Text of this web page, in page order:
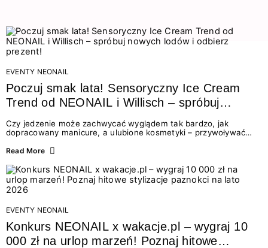
EVENTY NEONAIL
Poczuj smak lata! Sensoryczny Ice Cream
Trend od NEONAIL i Willisch – spróbuj
nowych lodów i odbierz prezent!
Czy jedzenie może zachwycać wyglądem tak bardzo, jak
dopracowany manicure, a ulubione kosmetyki – przywoływać
świata beauty i oszałamiających deserów to coś więcej niż
zmysłami: przez soczysty kolor, aksamitną teksturę,
orzeźwiający zapach i słodki akcent na podniebieniu. Tego lata
NEONAIL łączy siły z marką Willisch, tworząc unikalny projekt
na styku jedzenia i piękna....
Read More
EVENTY NEONAIL
Konkurs NEONAIL x wakacje.pl – wygraj 10
000 zł na urlop marzeń! Poznaj hitowe